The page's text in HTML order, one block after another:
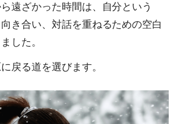
遠ざかった時間は、自分という
向き合い、対話を重ねるための空白
した。
戻る道を選びます。